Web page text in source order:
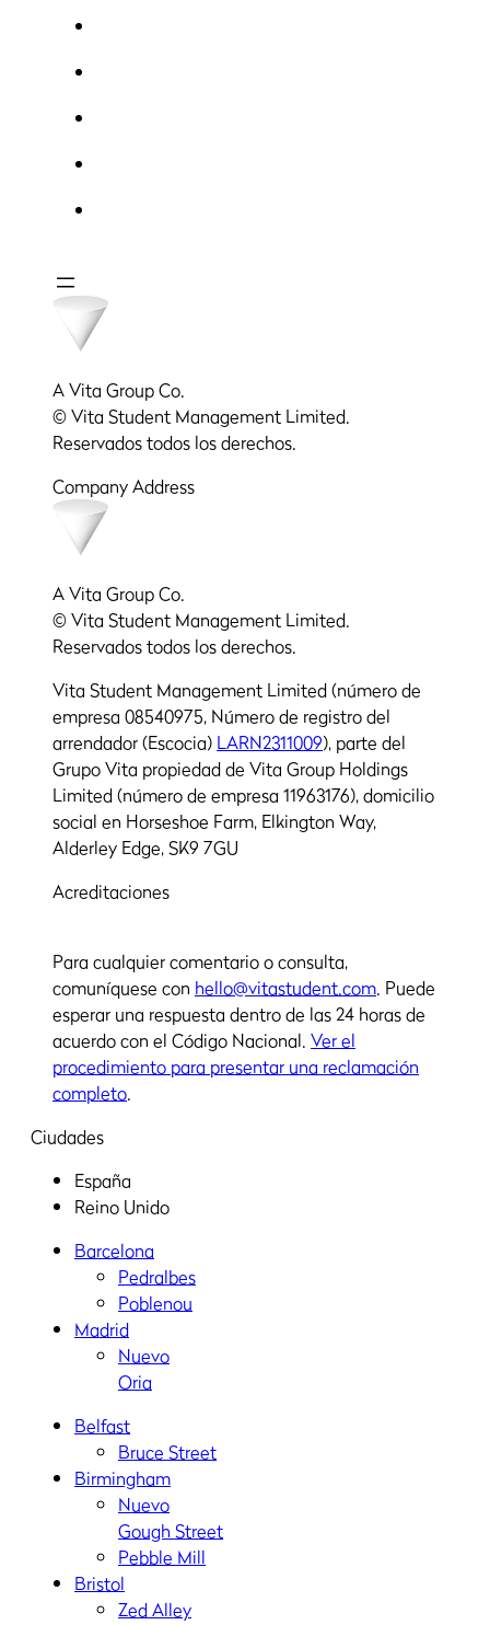
A Vita Group Co.
© Vita Student Management Limited.
Reservados todos los derechos.
Company Address
A Vita Group Co.
© Vita Student Management Limited.
Reservados todos los derechos.
Vita Student Management Limited (número de
empresa 08540975, Número de registro del
arrendador (Escocia) LARN2311009), parte del
Grupo Vita propiedad de Vita Group Holdings
Limited (número de empresa 11963176), domicilio
social en Horseshoe Farm, Elkington Way,
Alderley Edge, SK9 7GU
Acreditaciones
Para cualquier comentario o consulta,
comuníquese con hello@vitastudent.com. Puede
esperar una respuesta dentro de las 24 horas de
acuerdo con el Código Nacional. Ver el
procedimiento para presentar una reclamación
completo.
Ciudades
España
Reino Unido
Barcelona
Pedralbes
Poblenou
Madrid
Nuevo
Oria
Belfast
Bruce Street
Birmingham
Nuevo
Gough Street
Pebble Mill
Bristol
Zed Alley